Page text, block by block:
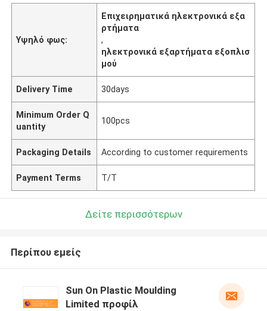
Υψηλό φως:
Επιχειρηματικά ηλεκτρονικά εξα
ρτήματα
,
ηλεκτρονικά εξαρτήματα εξοπλισ
μού
Delivery Time 30days
Minimum Order Q
uantity
100pcs
Packaging Details According to customer requirements
Payment Terms T/T
Δείτε περισσότερων
Περίπου εμείς
Sun On Plastic Moulding
Limited προφίλ